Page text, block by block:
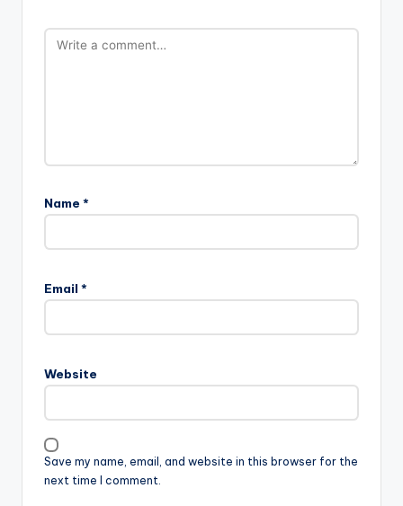
Name *
Email *
Website
Save my name, email, and website in this browser for the
next time I comment.